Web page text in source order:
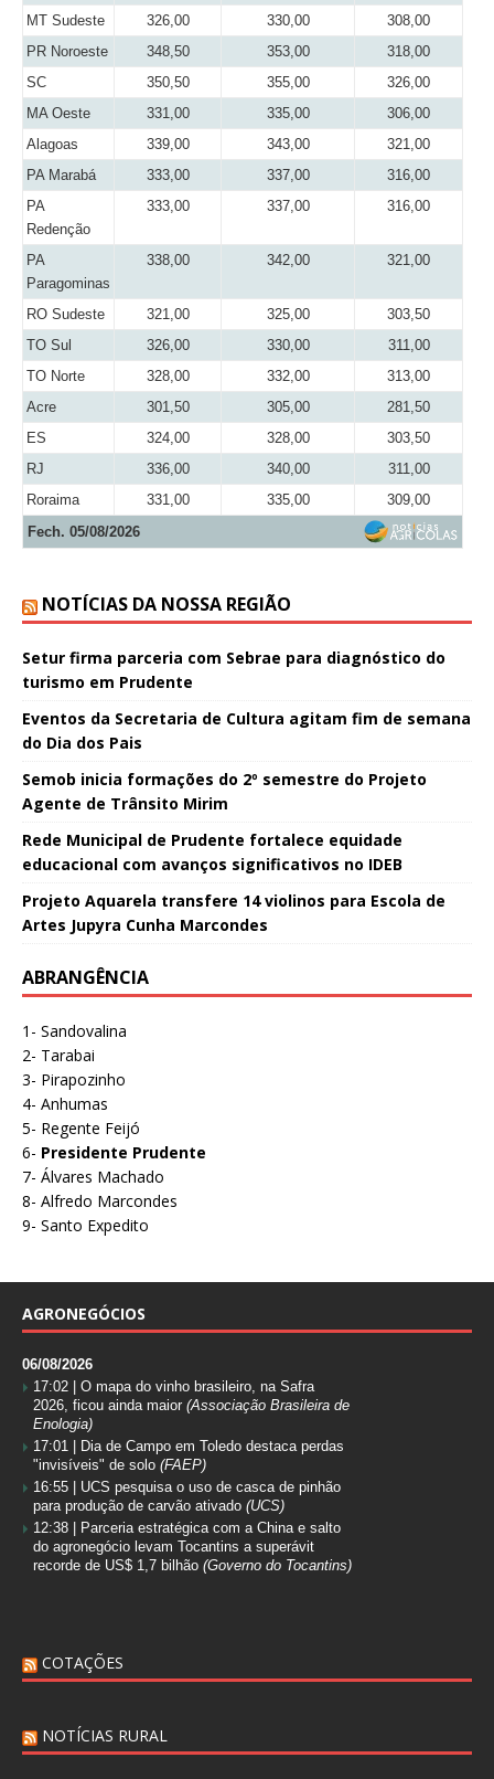
MT Sudeste
326,00 330,00
308,00
PR Noroeste
348,50 353,00
318,00
SC
350,50 355,00
326,00
MA Oeste
331,00 335,00
306,00
Alagoas
339,00 343,00
321,00
PA Marabá
333,00 337,00
316,00
PA
Redenção
333,00 337,00 316,00
PA
Paragominas
338,00 342,00 321,00
RO Sudeste 321,00 325,00
303,50
TO Sul
326,00 330,00
311,00
TO Norte
328,00 332,00
313,00
Acre
301,50 305,00
281,50
ES
324,00 328,00
303,50
RJ
336,00 340,00
311,00
Roraima
331,00 335,00
309,00
Fech. 05/08/2026
NOTÍCIAS DA NOSSA REGIÃO
Setur firma parceria com Sebrae para diagnóstico do
turismo em Prudente
Eventos da Secretaria de Cultura agitam fim de semana
do Dia dos Pais
Semob inicia formações do 2º semestre do Projeto
Agente de Trânsito Mirim
Rede Municipal de Prudente fortalece equidade
educacional com avanços significativos no IDEB
Projeto Aquarela transfere 14 violinos para Escola de
Artes Jupyra Cunha Marcondes
ABRANGÊNCIA
1- Sandovalina
2- Tarabai
3- Pirapozinho
4- Anhumas
5- Regente Feijó
6- Presidente Prudente
7- Álvares Machado
8- Alfredo Marcondes
9- Santo Expedito
AGRONEGÓCIOS
06/08/2026
17:02 | O mapa do vinho brasileiro, na Safra
2026, ficou ainda maior (Associação Brasileira de
Enologia)
17:01 |
Dia de Campo em Toledo destaca perdas
"invisíveis" de solo (FAEP)
16:55 | UCS pesquisa o uso de casca de pinhão
para produção de carvão ativado (UCS)
12:38 |
Parceria estratégica com a China e salto
do agronegócio levam Tocantins a superávit
recorde de US$ 1,7 bilhão (Governo do Tocantins)
COTAÇÕES
NOTÍCIAS RURAL